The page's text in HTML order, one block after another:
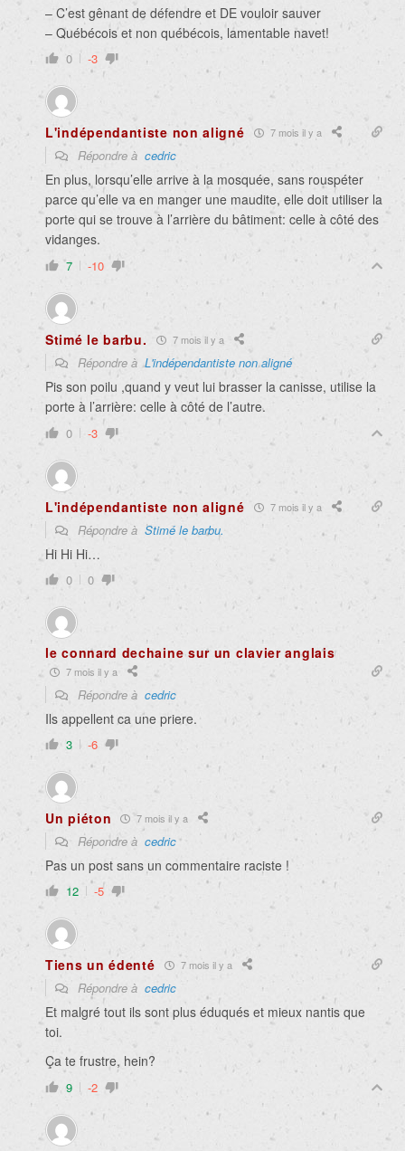
– C’est gênant de défendre et DE vouloir sauver
– Québécois et non québécois, lamentable navet!
0 -3
L'indépendantiste non aligné 7 mois il y a
Répondre à cedric
En plus, lorsqu’elle arrive à la mosquée, sans rouspéter
parce qu’elle va en manger une maudite, elle doit utiliser la
porte qui se trouve à l’arrière du bâtiment: celle à côté des
vidanges.
7 -10
Stimé le barbu. 7 mois il y a
Répondre àL'indépendantiste non aligné
Pis son poilu ,quand y veut lui brasser la canisse, utilise la
porte à l’arrière: celle à côté de l’autre.
0 -3
L'indépendantiste non aligné 7 mois il y a
Répondre à Stimé le barbu.
Hi Hi Hi…
0 0
le connard dechaine sur un clavier anglais
7 mois il y a
Répondre à cedric
Ils appellent ca une priere.
3 -6
Un piéton 7 mois il y a
Répondre à cedric
Pas un post sans un commentaire raciste !
12 -5
Tiens un édenté 7 mois il y a
Répondre à cedric
Et malgré tout ils sont plus éduqués et mieux nantis que
toi.
Ça te frustre, hein?
9 -2